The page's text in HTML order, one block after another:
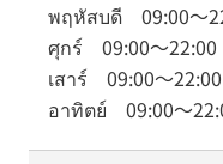
พฤหัสบดี 09:00～
ศุกร์ 09:00～22:00
เสาร์ 09:00～22:00
อาทิตย์ 09:00～